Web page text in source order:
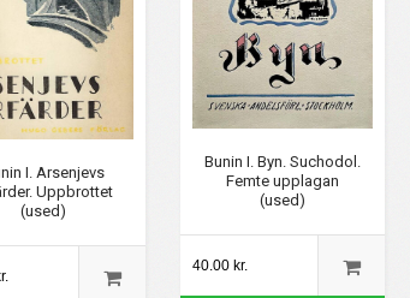
I. Arsenjevs
Uppbrottet
(used)
Bunin I. Byn. Suchodol.
Femte upplagan
(used)
40.00 kr.